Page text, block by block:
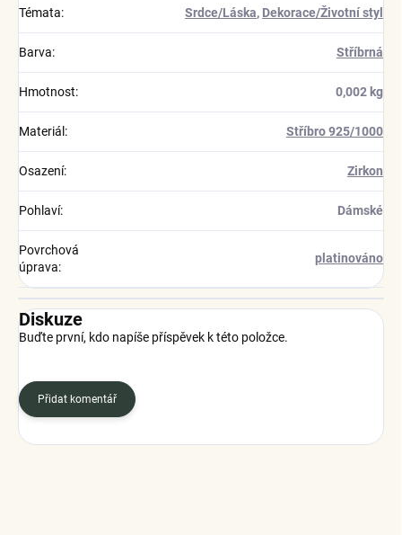
Témata: Srdce/Láska, Dekorace/Životní styl
Barva: Stříbrná
Hmotnost: 0,002 kg
Materiál : Stříbro 925/1000
Osazení: Zirkon
Pohlaví: Dámské
Povrchová
úprava:
platinováno
Diskuze
Buďte první, kdo napíše příspěvek k této položce.
Přidat komentář